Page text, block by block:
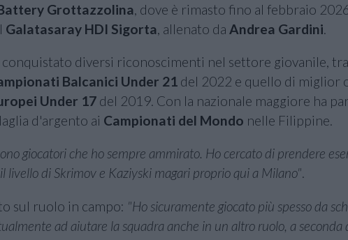
Grottazzolina, dove è rimasto fino al febbraio
Galatasaray HDI Sigorta, allenato da Andrea Gardini.
conquistato diversi riconoscimenti nel settore giovanile,
Balcanici Under 21 del 2022 e quello di miglior
Under 17 del 2019. Con la nazionale maggiore ha
d'argento ai Campionati del Mondo nelle Filippine.
giocatori che ho sempre ammirato. Ho cercato di prendere
livello di Skrimov e Kaziyski magari proprio qui a Milano".
sul ruolo in campo: "Ho sicuramente giocato più spesso da
ad aiutare la squadra anche in un altro ruolo, a seconda